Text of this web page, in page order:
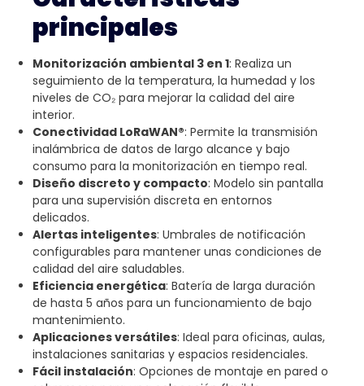
principales
Monitorización ambiental 3 en 1: Realiza un
seguimiento de la temperatura, la humedad y los
niveles de CO₂ para mejorar la calidad del aire
interior.
Conectividad LoRaWAN®: Permite la transmisión
inalámbrica de datos de largo alcance y bajo
consumo para la monitorización en tiempo real.
Diseño discreto y compacto: Modelo sin pantalla
para una supervisión discreta en entornos
delicados.
Alertas inteligentes: Umbrales de notificación
configurables para mantener unas condiciones de
calidad del aire saludables.
Eficiencia energética: Batería de larga duración
de hasta 5 años para un funcionamiento de bajo
mantenimiento.
Aplicaciones versátiles: Ideal para oficinas, aulas,
instalaciones sanitarias y espacios residenciales.
Fácil instalación: Opciones de montaje en pared o